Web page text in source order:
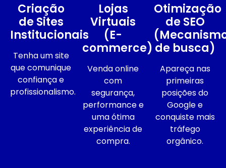
Criação
de Sites
Institucionais
Tenha um site
que comunique
confiança e
profissionalismo.
Lojas
Virtuais
(E-
commerce)
Venda online
com
segurança,
performance e
uma ótima
experiência de
compra.
Otimização
de SEO
de busca)
Apareça nas
primeiras
posições do
Google e
conquiste mais
tráfego
orgânico.